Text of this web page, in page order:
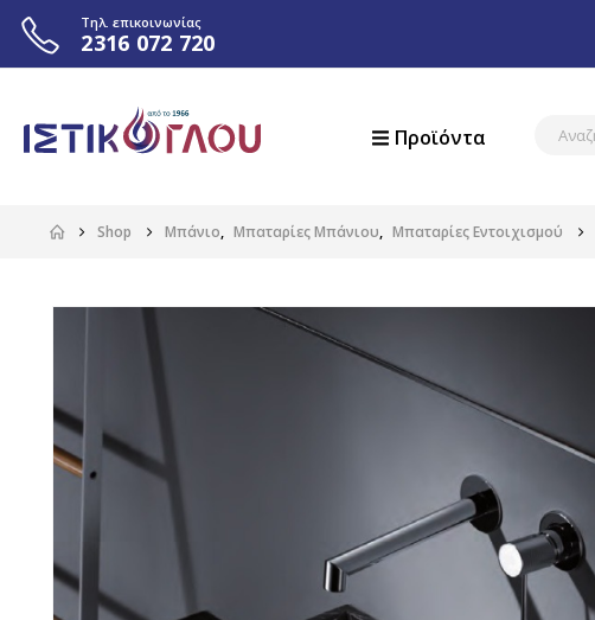
Τηλ. επικοινωνίας
2316 072 720
Προϊόντα
Shop Μπάνιο, Μπαταρίες Μπάνιου, Μπαταρίες Εντοιχισμού